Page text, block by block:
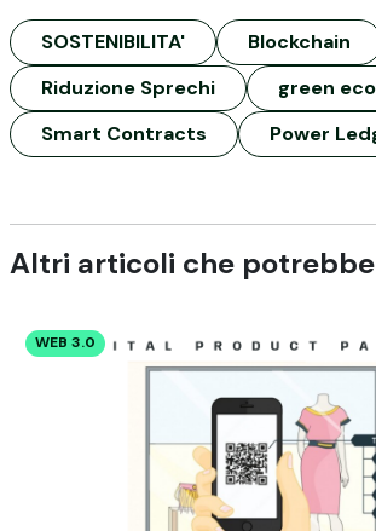
SOSTENIBILITA' Blockchain
Riduzione Sprechi
green
Smart Contracts
Power
Altri articoli che
WEB 3.0